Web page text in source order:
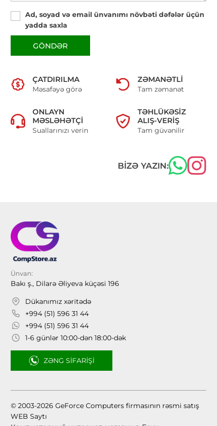
Ad, soyad və email ünvanımı növbəti dəfələr üçün
yadda saxla
GÖNDƏR
ÇATDIRILMA
Məsafəyə görə
ZƏMANƏTLI
Tam zəmanət
ONLAYN
MƏSLƏHƏTÇI
Suallarınızı verin
TƏHLÜKƏSIZ
ALIŞ-VERIŞ
Tam güvənilir
BIZƏ YAZIN:
Ünvan:
Bakı ş., Dilarə Əliyeva küçəsi 196
Dükanımız xəritədə
+994 (51) 596 31 44
+994 (51) 596 31 44
1-6 günlər 10:00-dən 18:00-dək
ZƏNG SIFARIŞI
© 2003-2026 GeForce Computers firmasının rəsmi satış
WEB Saytı